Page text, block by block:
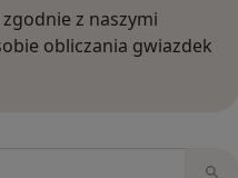
z naszymi
obliczania gwiazdek